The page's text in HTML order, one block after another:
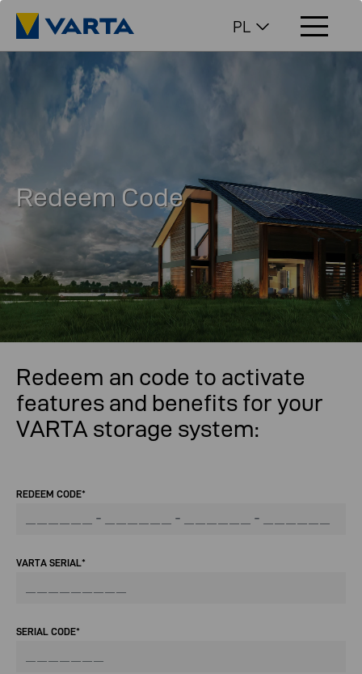
PL
Redeem Code
Redeem an code to activate
features and benefits for your
VARTA storage system:
REDEEM CODE*
VARTA SERIAL*
SERIAL CODE*